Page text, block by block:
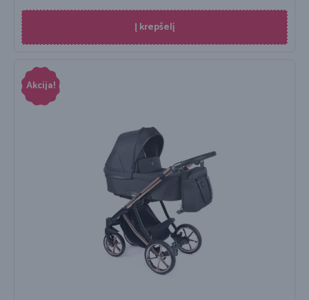
Į krepšelį
Akcija!